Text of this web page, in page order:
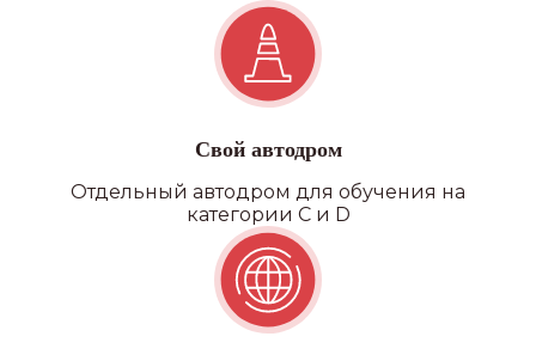
Свой автодром
Отдельный автодром для обучения на
категории C и D
филиалы